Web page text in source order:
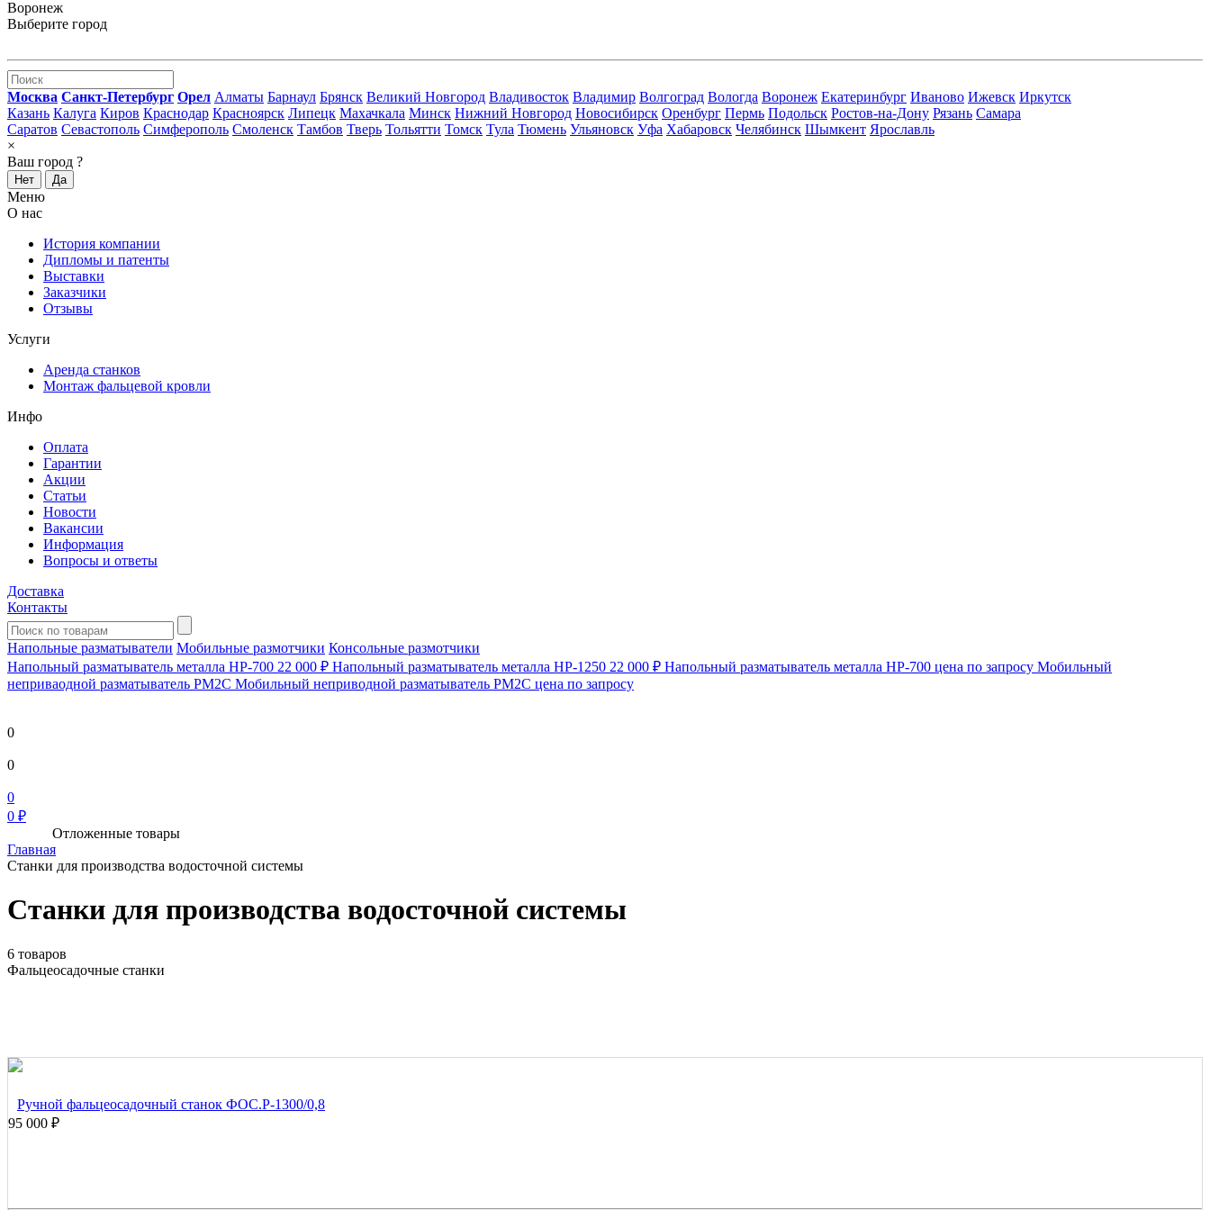
Воронеж
Выберите город
Москва Санкт-Петербург Орел Алматы Барнаул Брянск Великий Новгород Владивосток Владимир Волгоград Вологда Воронеж Екатеринбург Иваново Ижевск Иркутск
Казань Калуга Киров Краснодар Красноярск Липецк Махачкала Минск Нижний Новгород Новосибирск Оренбург Пермь Подольск Ростов-на-Дону Рязань Самара
Саратов Севастополь Симферополь Смоленск Тамбов Тверь Тольятти Томск Тула Тюмень Ульяновск Уфа Хабаровск Челябинск Шымкент Ярославль
×
Ваш город ?
Нет Да
Меню
О нас
История компании
Дипломы и патенты
Выставки
Заказчики
Отзывы
Услуги
Аренда станков
Монтаж фальцевой кровли
Инфо
Оплата
Гарантии
Акции
Статьи
Новости
Вакансии
Информация
Вопросы и ответы
Доставка
Контакты
Напольные разматыватели Мобильные размотчики Консольные размотчики
Напольный разматыватель металла HP-700 22 000 ₽ Напольный разматыватель металла HP-1250 22 000 ₽ Напольный разматыватель металла HP-700 цена по запросу Мобильный
непривaодной разматыватель РМ2С Мобильный неприводной разматыватель РМ2С цена по запросу
0
0
0
0 ₽
Отложенные товары
Главная
Станки для производства водосточной системы
Станки для производства водосточной системы
6 товаров
Фальцеосадочные станки
Ручной фальцеосадочный станок ФОС.Р-1300/0,8
95 000 ₽